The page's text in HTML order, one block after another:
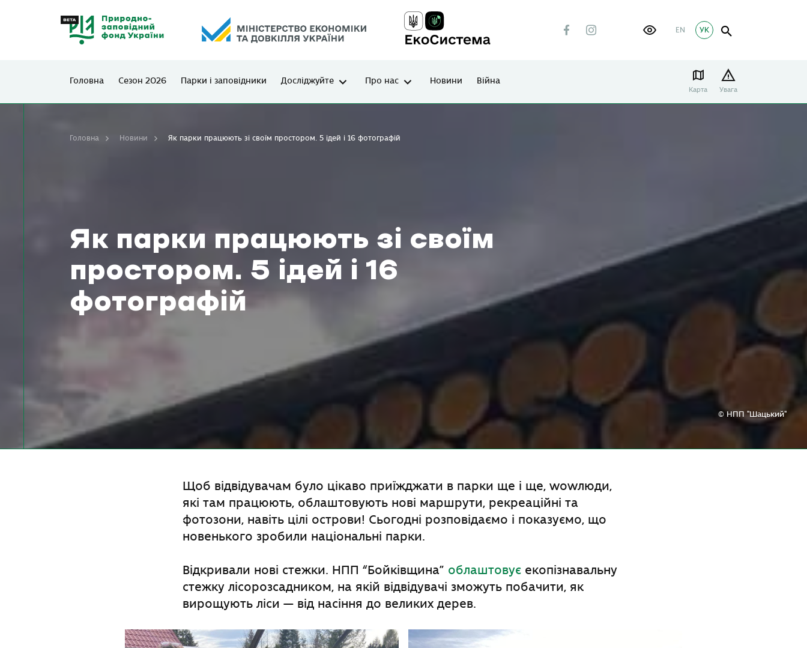
УК
EN
Головна Сезон 2026 Парки і заповідники Досліджуйте Про нас Новини Війна
Карта Увага
Як парки працюють зі своїм
простором. 5 ідей і 16
фотографій
Головна Новини Як парки працюють зі своїм простором. 5 ідей і 16 фотографій
© НПП "Шацький"
Щоб відвідувачам було цікаво приїжджати в парки ще і ще, wowлюди,
які там працюють, облаштовують нові маршрути, рекреаційні та
фотозони, навіть цілі острови! Сьогодні розповідаємо і показуємо, що
новенького зробили національні парки.
Відкривали нові стежки. НПП “Бойківщина” облаштовує екопізнавальну
стежку лісорозсадником, на якій відвідувачі зможуть побачити, як
вирощують ліси — від насіння до великих дерев.